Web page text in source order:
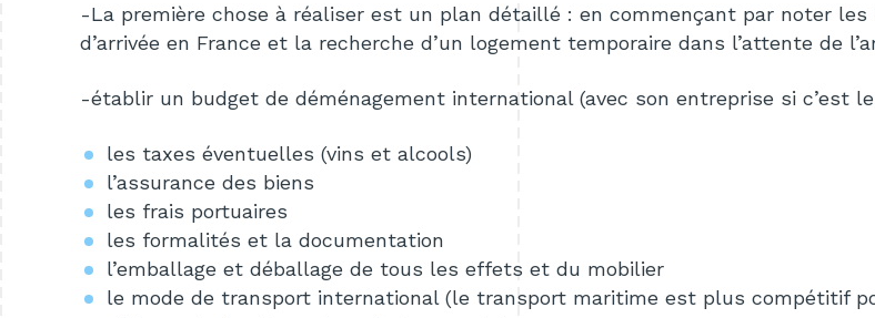
-La première chose à réaliser est un plan détaillé : en commençant par noter
d’arrivée en France et la recherche d’un logement temporaire dans l’attente de
-établir un budget de déménagement international (avec son entreprise si c’est
les taxes éventuelles (vins et alcools)
l’assurance des biens
les frais portuaires
les formalités et la documentation
l’emballage et déballage de tous les effets et du mobilier
le mode de transport international (le transport maritime est plus compétitif